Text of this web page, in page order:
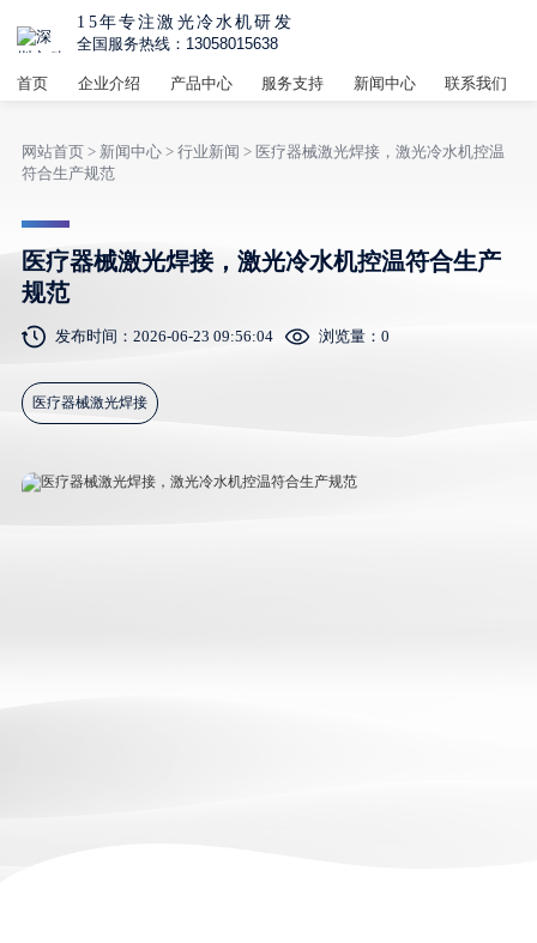
15年专注激光冷水机研发
全国服务热线：13058015638
首页 企业介绍 产品中心 服务支持 新闻中心 联系我们
网站首页> 新闻中心> 行业新闻 > 医疗器械激光焊接，激光冷水机控温
符合生产规范
医疗器械激光焊接，激光冷水机控温符合生产
规范
发布时间：2026-06-23 09:56:04 浏览量： 0
医疗器械激光焊接